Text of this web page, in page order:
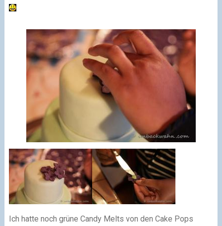
Ich hatte noch grüne Candy Melts von den Cake Pops